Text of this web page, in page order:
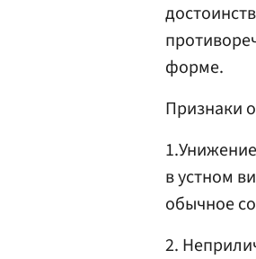
форме.
Признаки
в устном
обычное
2.